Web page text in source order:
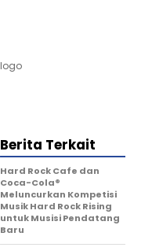
logo
Berita Terkait
Hard Rock Cafe dan
Coca-Cola®
Meluncurkan Kompetisi
Musik Hard Rock Rising
untuk Musisi Pendatang
Baru